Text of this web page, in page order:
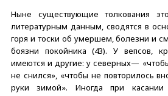
Ныне существующие толкования
литературным данным, сводятся в
горя и тоски об умершем, болезни и
боязни покойника (43). У вепсов,
имеются и другие: у северных—
не снился», «чтобы не повторилось
руки зимой». Иногда при